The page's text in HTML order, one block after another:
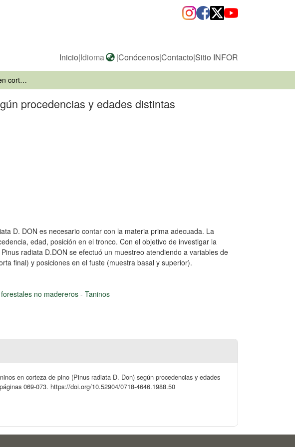
Inicio|Idioma |Conócenos|Contacto|Sitio INFOR
Contenido de taninos en corteza de pino (Pinus radiata D. Don) según procedencias y edades distintas
procedencias y edades distintas
D. DON es necesario contar con la materia prima adecuada. La
edad, posición en el tronco. Con el objetivo de investigar la
radiata D.DON se efectuó un muestreo atendiendo a variables de
final) y posiciones en el fuste (muestra basal y superior).
no madereros - Taninos
en corteza de pino (Pinus radiata D. Don) según procedencias y edades
069-073. https://doi.org/10.52904/0718-4646.1988.50